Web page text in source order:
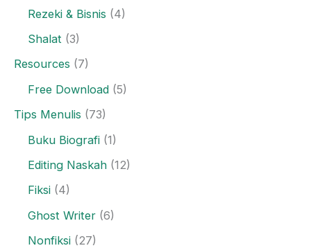
Rezeki & Bisnis (4)
Shalat (3)
Resources (7)
Free Download (5)
Tips Menulis (73)
Buku Biografi (1)
Editing Naskah (12)
Fiksi (4)
Ghost Writer (6)
Nonfiksi (27)